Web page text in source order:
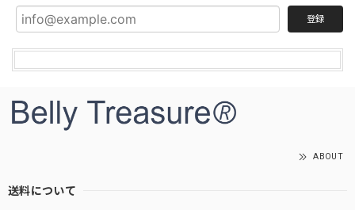
登録
ABOUT
送料について